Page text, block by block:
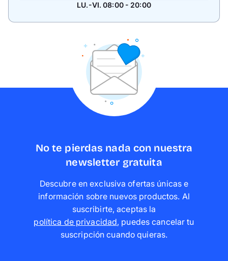
LU.-VI. 08:00 - 20:00
No te pierdas nada con nuestra
newsletter gratuita
Descubre en exclusiva ofertas únicas e
información sobre nuevos productos. Al
suscribirte, aceptas la
política de privacidad, puedes cancelar tu
suscripción cuando quieras.